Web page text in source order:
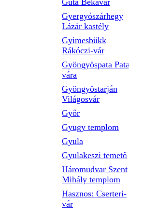
Gúta Békavár
Gyergyószárhegy
Lázár kastély
Gyimesbükk
Rákóczi-vár
Gyöngyöspata Pata
vára
Gyöngyöstarján
Világosvár
Győr
Gyugy templom
Gyula
Gyulakeszi temető
Háromudvar Szent
Mihály templom
Hasznos: Cserteri-
vár